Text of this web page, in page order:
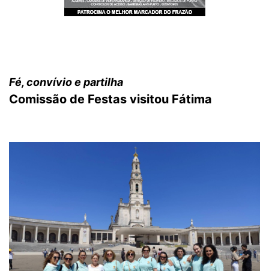
Fé, convívio e partilha
Comissão de Festas visitou Fátima